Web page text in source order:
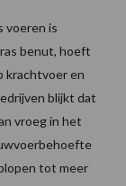
voeren is
benut, hoeft
krachtvoer en
blijkt dat
vroeg in het
tot meer